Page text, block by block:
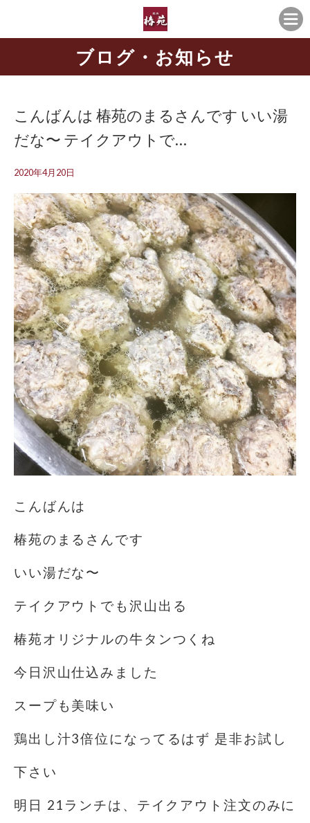
ブログ・お知らせ
こんばんは 椿苑のまるさんです いい湯
だな〜 テイクアウトで…
2020年4月20日
こんばんは
椿苑のまるさんです
いい湯だな〜
テイクアウトでも沢山出る
椿苑オリジナルの牛タンつくね
今日沢山仕込みました
スープも美味い
鶏出し汁3倍位になってるはず 是非お試し
下さい
明日 21ランチは、テイクアウト注文のみに